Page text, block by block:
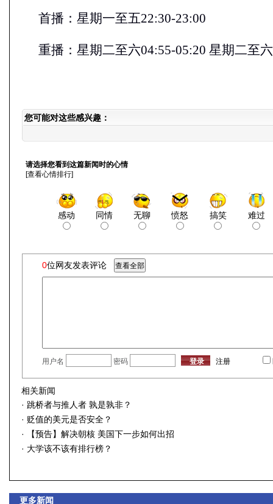
首播：星期一至五22:30-23:00
重播：星期二至六04:55-05:20 星期二至
您可能对这些感兴趣：
请选择您看到这篇新闻时的心情
[查看心情排行]
感动 同情 无聊 愤怒 搞笑 难过
0位网友发表评论
用户名 密码 注册
相关新闻
· 跳桥者与推人者 孰是孰非？
· 贬值的美元是否安全？
·
【预告】解决朝核 美国下一步如何出招
· 大学该不该有排行榜？
更多新闻